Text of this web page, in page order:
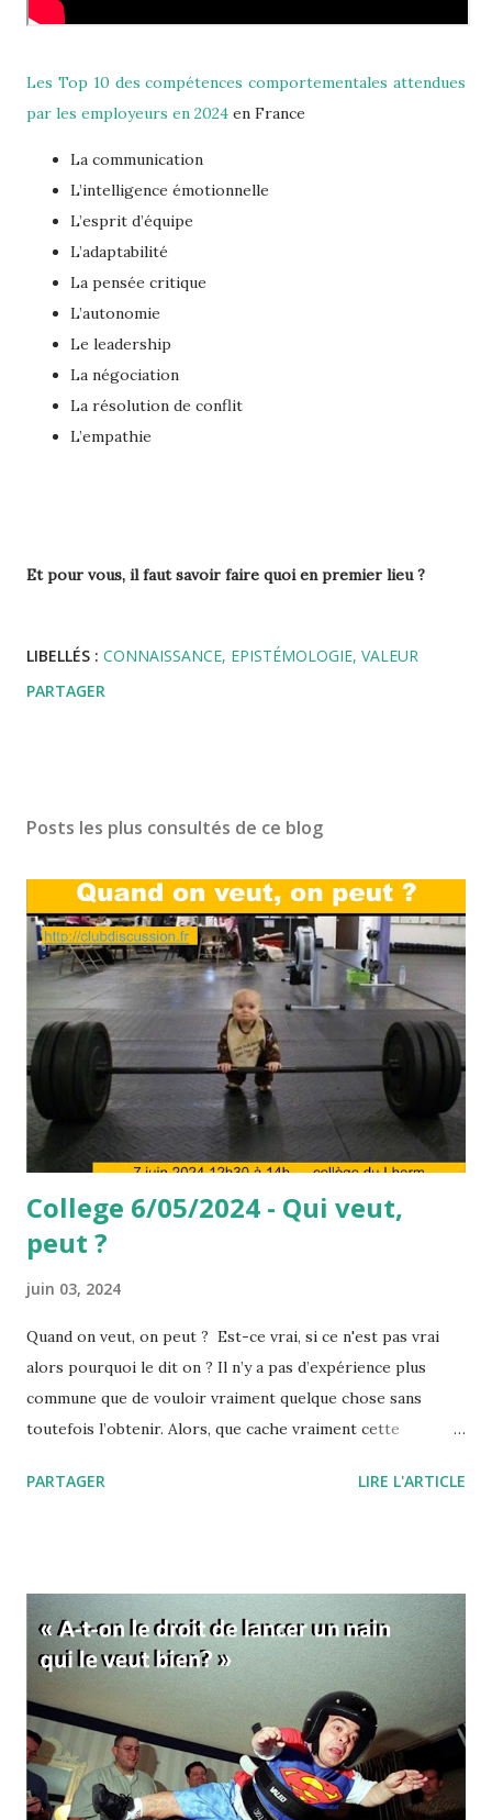
Les Top 10 des compétences comportementales attendues
par les employeurs en 2024 en France
La communication
L’intelligence émotionnelle
L’esprit d’équipe
L’adaptabilité
La pensée critique
L’autonomie
Le leadership
La négociation
La résolution de conflit
L’empathie
Et pour vous, il faut savoir faire quoi en premier lieu ?
LIBELLÉS : CONNAISSANCE EPISTÉMOLOGIE VALEUR
PARTAGER
Posts les plus consultés de ce blog
College 6/05/2024 - Qui veut,
peut ?
juin 03, 2024
Quand on veut, on peut ? Est-ce vrai, si ce n'est pas vrai
alors pourquoi le dit on ? Il n’y a pas d’expérience plus
commune que de vouloir vraiment quelque chose sans
toutefois l’obtenir. Alors, que cache vraiment cette
donner les moyens" ? Pourquoi, quand on veut, on ne peut
"vraiment" ! Comme si c'était une simple question de
volonté… C’est aussi une manière de vous dire que si vous
fournissiez des efforts, eh bien ils s’avèreraient payants.
C’est donc comme si, de la volonté, découlaient forcément
les efforts, et des efforts les résultats. En fait, derrière
cette formule, se cache l’idée que le travail paie
nécessairement, et donc que celles et ceux qui réussissent
PARTAGER LIRE L'ARTICLE